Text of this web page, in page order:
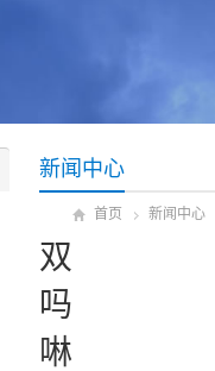
新闻中心
首页 新闻中心
双
吗
啉